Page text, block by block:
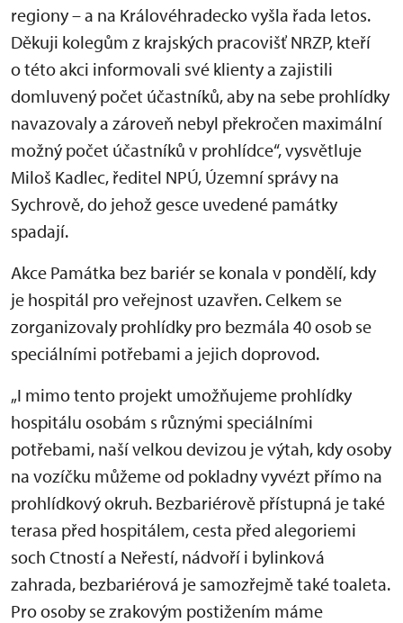
regiony – a na Královéhradecko vyšla řada letos.
Děkuji kolegům z krajských pracovišť NRZP, kteří
o této akci informovali své klienty a zajistili
domluvený počet účastníků, aby na sebe prohlídky
navazovaly a zároveň nebyl překročen maximální
možný počet účastníků v prohlídce“, vysvětluje
Miloš Kadlec, ředitel NPÚ, Územní správy na
Sychrově, do jehož gesce uvedené památky
spadají.
Akce Památka bez bariér se konala v pondělí, kdy
je hospitál pro veřejnost uzavřen. Celkem se
zorganizovaly prohlídky pro bezmála 40 osob se
speciálními potřebami a jejich doprovod.
„I mimo tento projekt umožňujeme prohlídky
hospitálu osobám s různými speciálními
potřebami, naší velkou devizou je výtah, kdy osoby
na vozíčku můžeme od pokladny vyvézt přímo na
prohlídkový okruh. Bezbariérově přístupná je také
terasa před hospitálem, cesta před alegoriemi
soch Ctností a Neřestí, nádvoří i bylinková
zahrada, bezbariérová je samozřejmě také toaleta.
Pro osoby se zrakovým postižením máme